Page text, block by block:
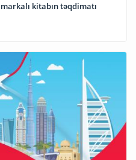
kitabın təqdimatı